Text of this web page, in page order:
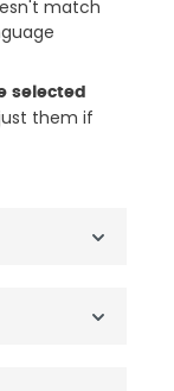
match
selected
them if